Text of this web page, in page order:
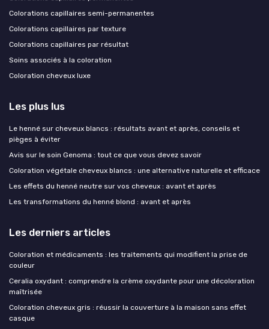
Colorations capillaires semi-permanentes
Colorations capillaires par texture
Colorations capillaires par résultat
Soins associés à la coloration
Coloration cheveux luxe
Les plus lus
Le henné sur cheveux blancs : résultats avant et après, conseils et
pièges à éviter
Avis sur le soin Genoma : tout ce que vous devez savoir
Coloration végétale cheveux blancs : une alternative naturelle et efficace
Les effets du henné neutre sur vos cheveux : avant et après
Les transformations du henné blond : avant et après
Les derniers articles
Coloration et médicaments : les traitements qui modifient la prise de
couleur
Ceralia oxydant : comprendre la crème oxydante pour une décoloration
maîtrisée
Coloration cheveux gris : réussir la couverture à la maison sans effet
casque